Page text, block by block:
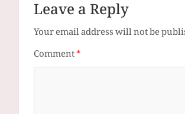
Leave a Reply
Your email address will not be
Comment*